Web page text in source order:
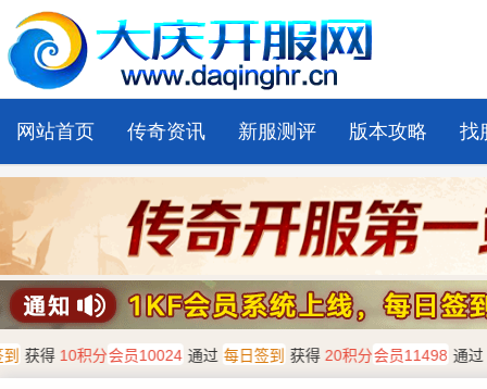
网站首页 传奇资讯 新服测评 版本攻略 找